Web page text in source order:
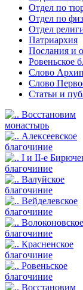
Отдел по
Отдел по
Отдел
Патриархия
Послания и
Ровеньское
Слово
Слово
Статьи и
Восстановим
монастырь
Алексеевское
благочиние
I и II-е
благочиние
Валуйское
благочиние
Вейделевское
благочиние
Волоконовское
благочиние
Красненское
благочиние
Ровеньское
благочиние
Восстановим